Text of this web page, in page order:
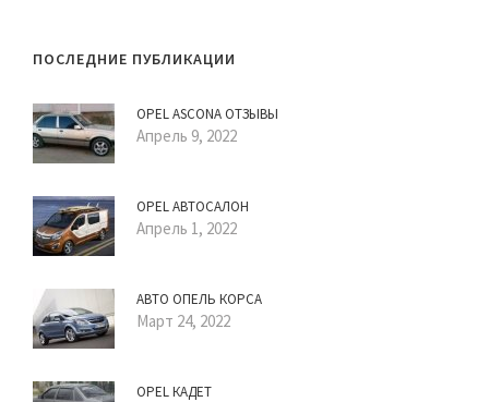
ПОСЛЕДНИЕ ПУБЛИКАЦИИ
OPEL ASCONA ОТЗЫВЫ
Апрель 9, 2022
OPEL АВТОСАЛОН
Апрель 1, 2022
АВТО ОПЕЛЬ КОРСА
Март 24, 2022
OPEL КАДЕТ